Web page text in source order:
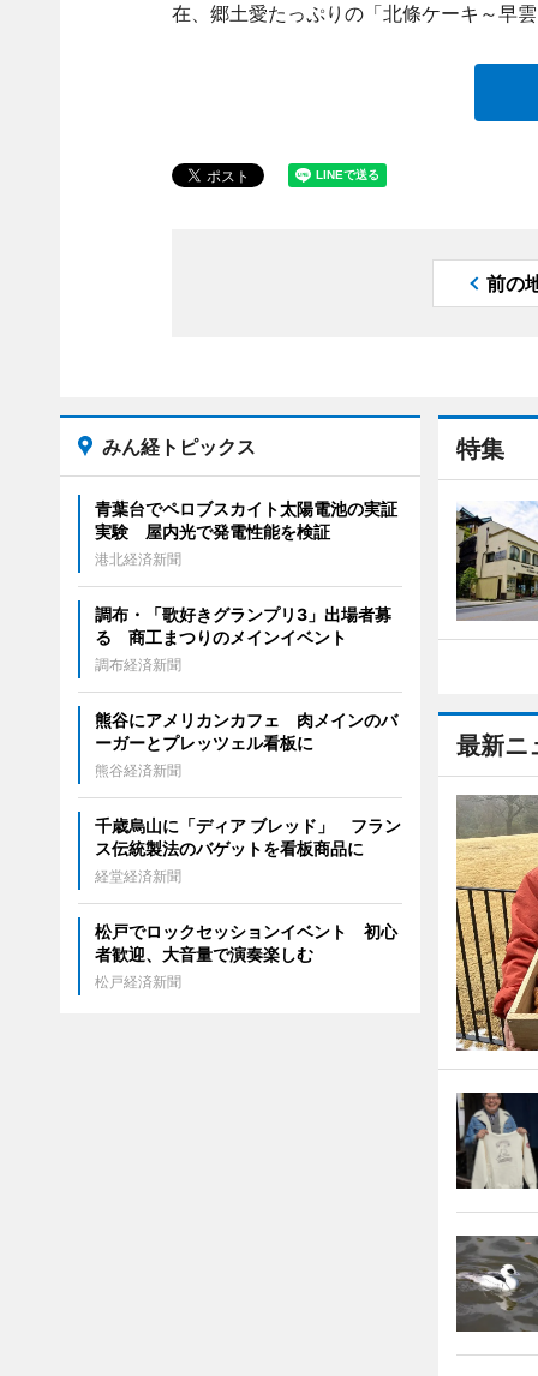
在、郷土愛たっぷりの「北條ケーキ～早
前の
特集
最新ニ
みん経トピックス
青葉台でペロブスカイト太陽電池の実証
実験 屋内光で発電性能を検証
港北経済新聞
調布・「歌好きグランプリ3」出場者募
る 商工まつりのメインイベント
調布経済新聞
熊谷にアメリカンカフェ 肉メインのバ
ーガーとプレッツェル看板に
熊谷経済新聞
千歳烏山に「ディア ブレッド」 フラン
ス伝統製法のバゲットを看板商品に
経堂経済新聞
松戸でロックセッションイベント 初心
者歓迎、大音量で演奏楽しむ
松戸経済新聞